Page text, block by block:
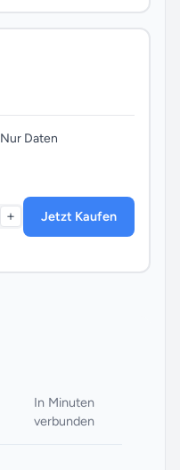
Nur Daten
+ Jetzt Kaufen
In Minuten
verbunden